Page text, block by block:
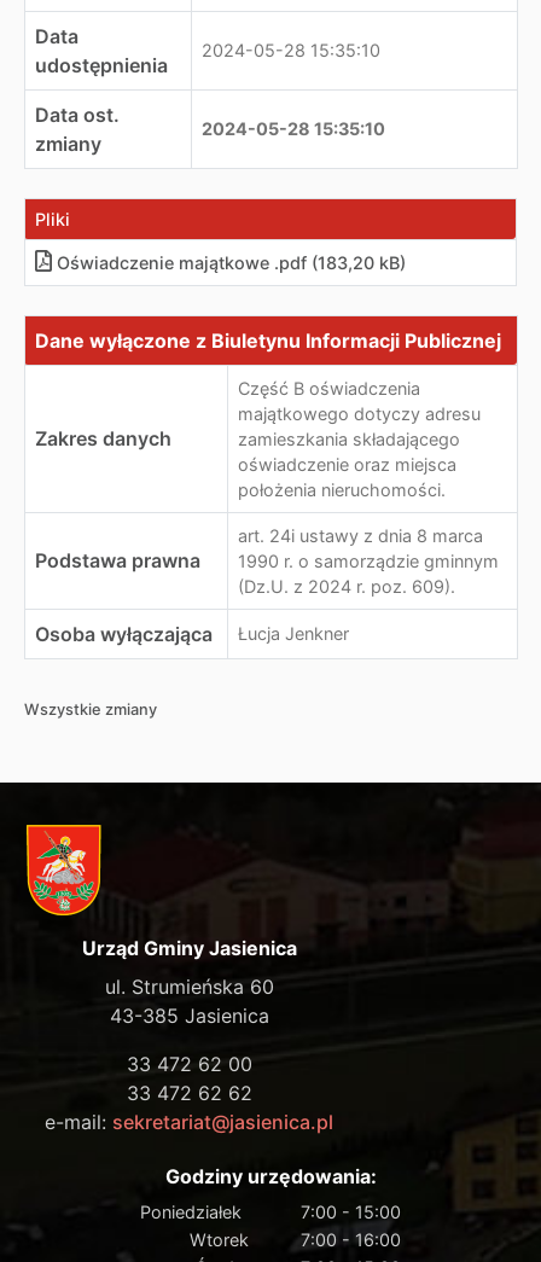
Data
udostępnienia
2024-05-28 15:35:10
Data ost.
zmiany
2024-05-28 15:35:10
Pliki
Oświadczenie majątkowe .pdf (183,20 kB)
Dane wyłączone z Biuletynu Informacji Publicznej
Dane wyłączone z Biuletynu Informacji Publicznej
Zakres danych
Część B oświadczenia
majątkowego dotyczy adresu
zamieszkania składającego
oświadczenie oraz miejsca
położenia nieruchomości.
Podstawa prawna
art. 24i ustawy z dnia 8 marca
1990 r. o samorządzie gminnym
(Dz.U. z 2024 r. poz. 609).
Osoba wyłączająca Łucja Jenkner
Wszystkie zmiany
Urząd Gminy Jasienica
ul. Strumieńska 60
43-385 Jasienica
33 472 62 00
33 472 62 62
e-mail: sekretariat@jasienica.pl
Godziny urzędowania:
Poniedziałek
7:00 - 15:00
Wtorek
7:00 - 16:00